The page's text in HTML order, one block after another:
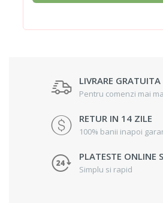
LIVRARE GRATUITA
Pentru comenzi mai
RETUR IN 14 ZILE
100% banii inapoi
PLATESTE ONLINE
Simplu si rapid